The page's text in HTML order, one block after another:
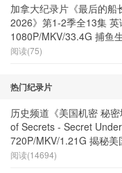
加拿大纪录片《最后的
2026》第1-2季全13集
1080P/MKV/33.4G 捕鱼
阅读(75)
热门纪录片
历史频道《美国机密 秘
of Secrets - Secret
720P/MKV/1.21G 揭秘美
阅读(14694)